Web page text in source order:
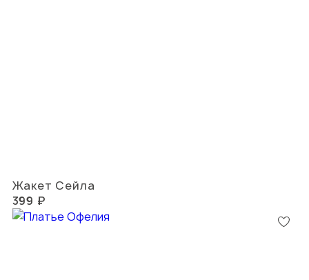
Жакет Сейла
399 ₽